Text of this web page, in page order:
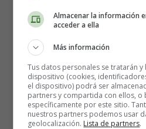
Los ingredientes que
1 1/2 cucharada de harina
2 cucharadas de mantequilla
1 1/2 cucharada de
cucharadita adicional si le
Almacenar la información
acceder a ella
Más información
Tus datos personales se tratarán
dispositivo (cookies,
el dispositivo) podrá ser
partners y compartida con ellos, o
específicamente por este sitio.
nuestros partners podemos usar
geolocalización. Lista de partners.